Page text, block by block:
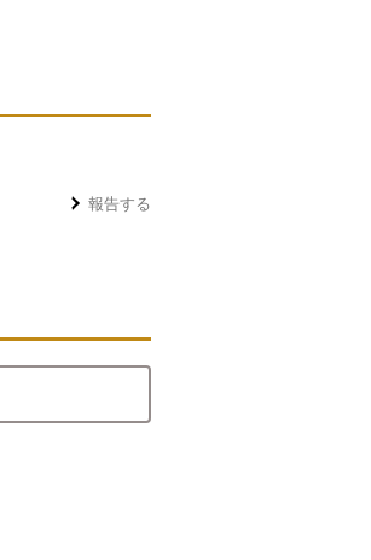
報告する
ィンドウで開きます。